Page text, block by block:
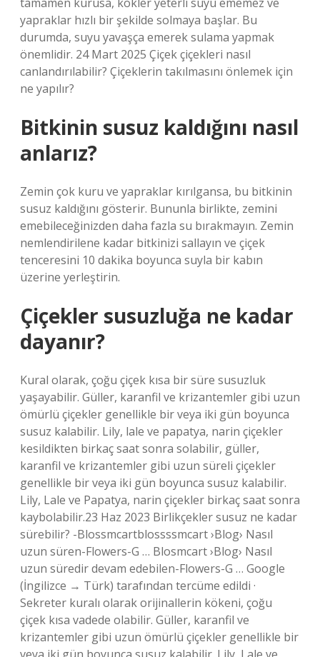
yapraklar hızlı bir şekilde solmaya başlar. Bu
durumda, suyu yavaşça emerek sulama yapmak
önemlidir. 24 Mart 2025 Çiçek çiçekleri nasıl
canlandırılabilir? Çiçeklerin takılmasını önlemek için
ne yapılır?
Bitkinin susuz kaldığını nasıl
anlarız?
Zemin çok kuru ve yapraklar kırılgansa, bu bitkinin
susuz kaldığını gösterir. Bununla birlikte, zemini
emebileceğinizden daha fazla su bırakmayın. Zemin
nemlendirilene kadar bitkinizi sallayın ve çiçek
tenceresini 10 dakika boyunca suyla bir kabın
üzerine yerleştirin.
Çiçekler susuzluğa ne kadar
dayanır?
Kural olarak, çoğu çiçek kısa bir süre susuzluk
yaşayabilir. Güller, karanfil ve krizantemler gibi uzun
ömürlü çiçekler genellikle bir veya iki gün boyunca
susuz kalabilir. Lily, lale ve papatya, narin çiçekler
kesildikten birkaç saat sonra solabilir, güller,
karanfil ve krizantemler gibi uzun süreli çiçekler
genellikle bir veya iki gün boyunca susuz kalabilir.
Lily, Lale ve Papatya, narin çiçekler birkaç saat sonra
kaybolabilir.23 Haz 2023 Birlikçekler susuz ne kadar
sürebilir? -Blossmcartblossssmcart ›Blog› Nasıl
uzun süren-Flowers-G … Blosmcart ›Blog› Nasıl
uzun süredir devam edebilen-Flowers-G … Google
(İngilizce → Türk) tarafından tercüme edildi ·
Sekreter kuralı olarak orijinallerin kökeni, çoğu
çiçek kısa vadede olabilir. Güller, karanfil ve
krizantemler gibi uzun ömürlü çiçekler genellikle bir